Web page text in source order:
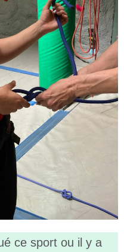
ce sport ou il y a